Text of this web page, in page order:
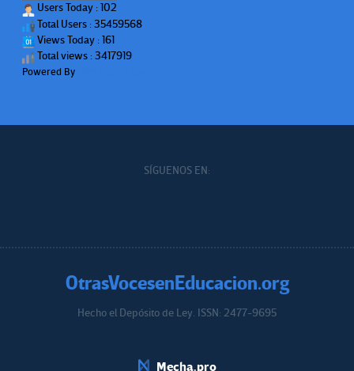
Users Today : 102
Total Users : 35459568
Views Today : 161
Total views : 3417919
Powered By
SÍGUENOS EN:
OtrasVocesenEducacion.org
Hecho el Depósito de Ley. ISSN: 2477-9695
Mecha.pro